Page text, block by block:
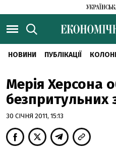
НОВИНИ ПУБЛІКАЦІЇ
Мерія Херсона
30 СІЧНЯ 2011, 15:13